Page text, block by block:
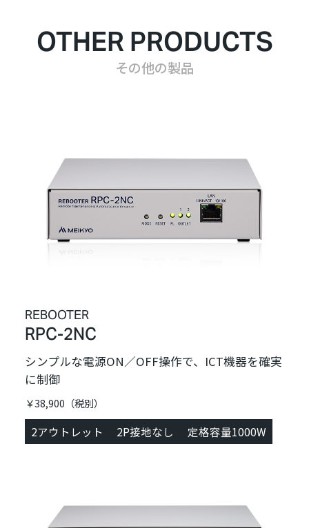
OTHER PRODUCTS
その他の製品
REBOOTER
RPC-2NC
シンプルな電源ON／OFF操作で、ICT機器を確実
に制御
￥38,900（税別）
2アウトレット 2P接地なし 定格容量1000W